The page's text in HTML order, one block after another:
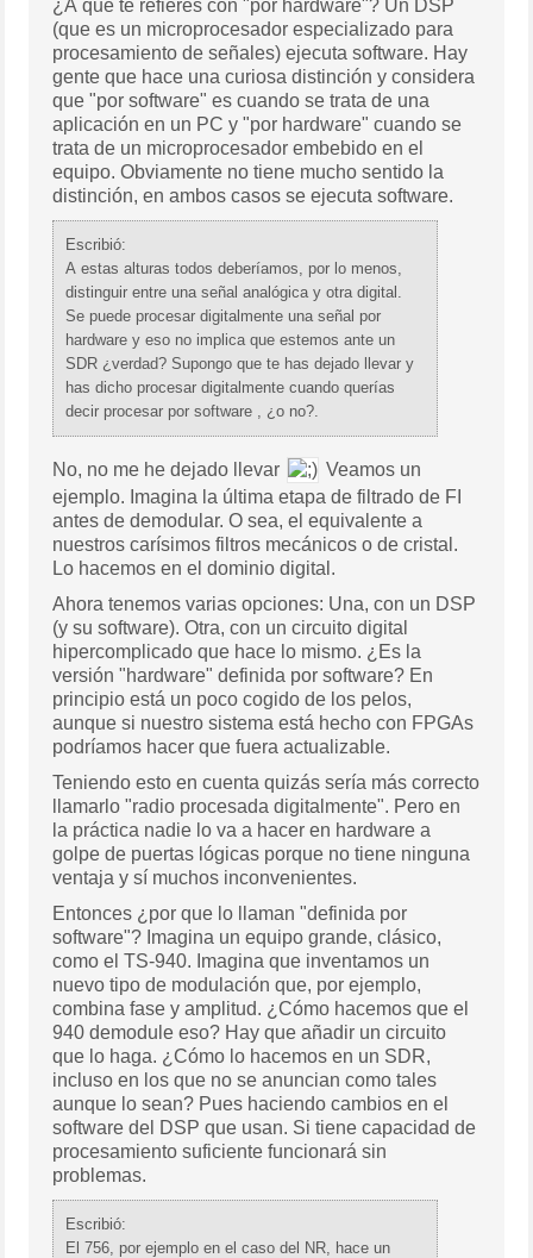
¿A qué te refieres con "por hardware"? Un DSP
(que es un microprocesador especializado para
procesamiento de señales) ejecuta software. Hay
gente que hace una curiosa distinción y considera
que "por software" es cuando se trata de una
aplicación en un PC y "por hardware" cuando se
trata de un microprocesador embebido en el
equipo. Obviamente no tiene mucho sentido la
distinción, en ambos casos se ejecuta software.
Escribió:
A estas alturas todos deberíamos, por lo menos,
distinguir entre una señal analógica y otra digital.
Se puede procesar digitalmente una señal por
hardware y eso no implica que estemos ante un
SDR ¿verdad? Supongo que te has dejado llevar y
has dicho procesar digitalmente cuando querías
decir procesar por software , ¿o no?.
No, no me he dejado llevar
Veamos un
ejemplo. Imagina la última etapa de filtrado de FI
antes de demodular. O sea, el equivalente a
nuestros carísimos filtros mecánicos o de cristal.
Lo hacemos en el dominio digital.
Ahora tenemos varias opciones: Una, con un DSP
(y su software). Otra, con un circuito digital
hipercomplicado que hace lo mismo. ¿Es la
versión "hardware" definida por software? En
principio está un poco cogido de los pelos,
aunque si nuestro sistema está hecho con FPGAs
podríamos hacer que fuera actualizable.
Teniendo esto en cuenta quizás sería más correcto
llamarlo "radio procesada digitalmente". Pero en
la práctica nadie lo va a hacer en hardware a
golpe de puertas lógicas porque no tiene ninguna
ventaja y sí muchos inconvenientes.
Entonces ¿por que lo llaman "definida por
software"? Imagina un equipo grande, clásico,
como el TS-940. Imagina que inventamos un
nuevo tipo de modulación que, por ejemplo,
combina fase y amplitud. ¿Cómo hacemos que el
940 demodule eso? Hay que añadir un circuito
que lo haga. ¿Cómo lo hacemos en un SDR,
incluso en los que no se anuncian como tales
aunque lo sean? Pues haciendo cambios en el
software del DSP que usan. Si tiene capacidad de
procesamiento suficiente funcionará sin
problemas.
Escribió:
El 756, por ejemplo en el caso del NR, hace un